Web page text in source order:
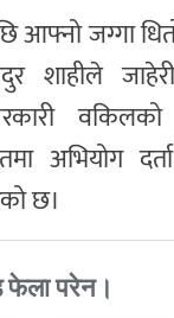
आफ्नो जग्गा
शाहीले
अभियोग
छ।